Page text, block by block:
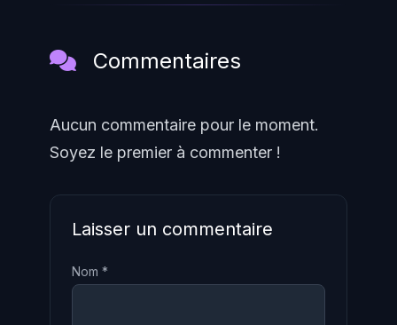
Commentaires
Aucun commentaire pour le moment.
Soyez le premier à commenter !
Laisser un commentaire
Nom *